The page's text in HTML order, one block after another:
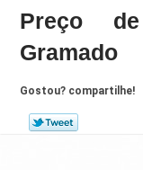
Preço
Gramado
Gostou? compartilhe!